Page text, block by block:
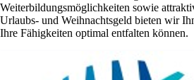
Weiterbildungsmöglichkeiten sowie
Urlaubs- und Weihnachtsgeld bieten wir
Ihre Fähigkeiten optimal entfalten können.